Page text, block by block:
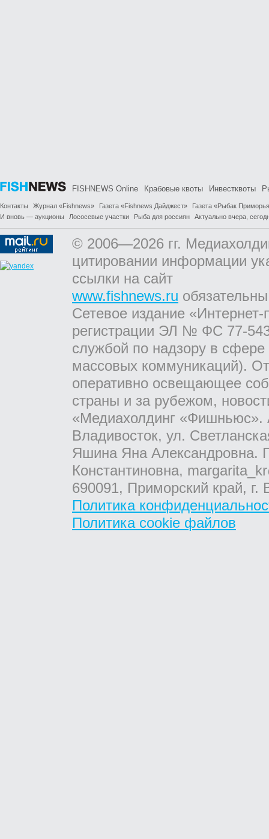
FISHNEWS Online Крабовые квоты Инвестквоты
Контакты Журнал «Fishnews» Газета «Fishnews Дайджест»
Газета «Рыбак
И вновь — аукционы
Лососевые участки Рыба для россиян Актуально вчера,
© 2006—2026 гг.
цитировании информации
ссылки на сайт
www.fishnews.ru
Сетевое издание
регистрации ЭЛ № ФС 77-
службой по надзору в
массовых коммуникаций).
оперативно освещающее
страны и за рубежом,
«Медиахолдинг «Фишньюс».
Владивосток, ул.
Яшина Яна Александровна.
Константиновна,
690091, Приморский край,
Политика
Политика cookie файлов